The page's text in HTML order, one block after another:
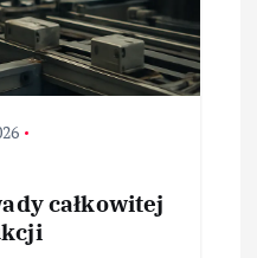
całkowitej